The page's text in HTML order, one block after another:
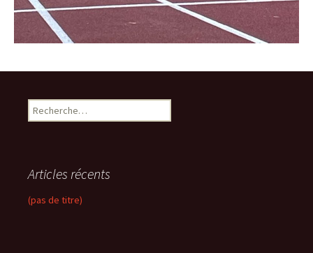
R
e
r
c
h
Articles récents
(pas de titre)